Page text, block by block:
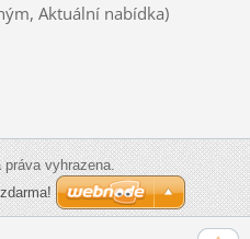
Aktuální nabídka)
vyhrazena.